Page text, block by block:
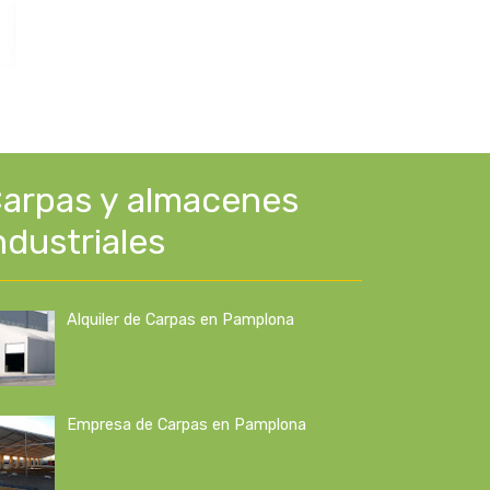
y almacenes
Alquiler de Carpas en Pamplona
Empresa de Carpas en Pamplona